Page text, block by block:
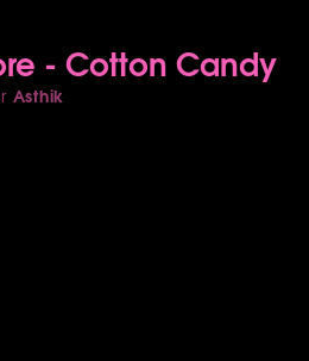
- Cotton Candy
Asthik